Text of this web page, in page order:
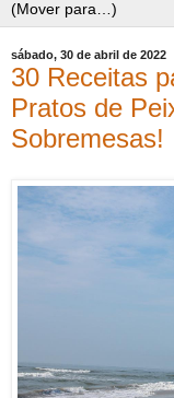
sábado, 30 de abril de 2022
30 Receitas
Pratos de
Sobremesas!